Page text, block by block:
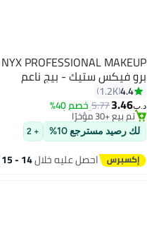
10
برو فيكس ستيك - بيج ناعم
4.4
1.2K
د.ب‏3.46
5.77خصم 40%
#11 في خافي عيوب البشرة
أقل سعر في 7 يوم
تم بيع +30 مؤخرًا
#11 في خافي عيوب البشرة
لك رصيد مسترجع 10% + 2
احصل عليه خلال14 - 15 اغسطس